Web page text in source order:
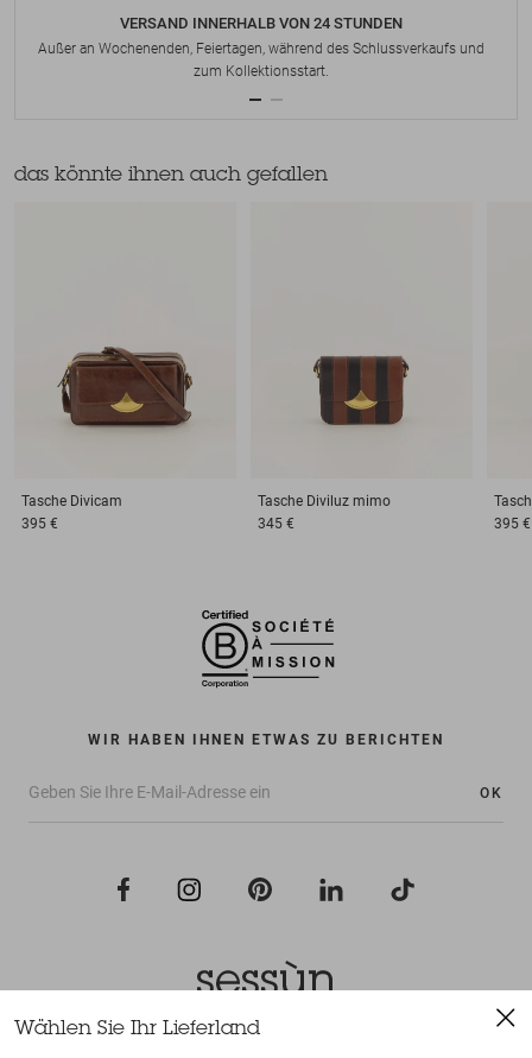
VERSAND INNERHALB VON 24 STUNDEN
Außer an Wochenenden, Feiertagen, während des Schlussverkaufs und
zum Kollektionsstart.
das könnte ihnen auch gefallen
Tasche Divicam
395 €
Tasche Diviluz mimo
345 €
395 €
WIR HABEN IHNEN ETWAS ZU BERICHTEN
OK
Wählen Sie Ihr Lieferland